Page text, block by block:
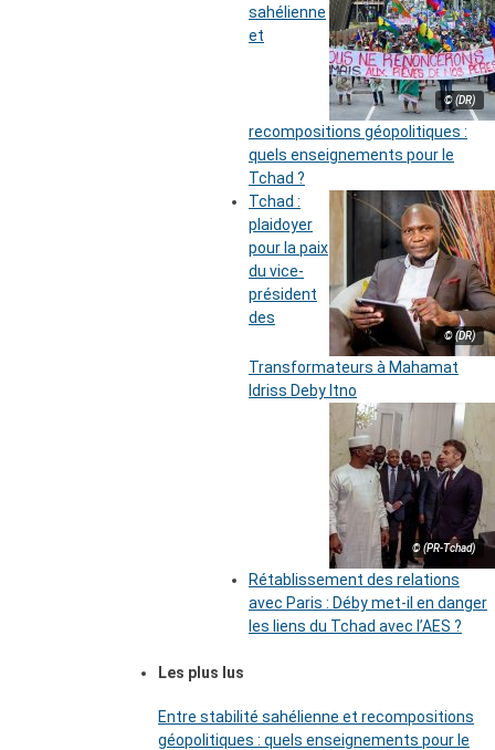
© (DR)
sahélienne
et
recompositions géopolitiques :
quels enseignements pour le
Tchad ?
© (DR)
Tchad :
plaidoyer
pour la paix
du vice-
président
des
Transformateurs à Mahamat
Idriss Deby Itno
© (PR-Tchad)
Rétablissement des relations
avec Paris : Déby met-il en danger
les liens du Tchad avec l’AES ?
Les plus lus
Entre stabilité sahélienne et recompositions
géopolitiques : quels enseignements pour le